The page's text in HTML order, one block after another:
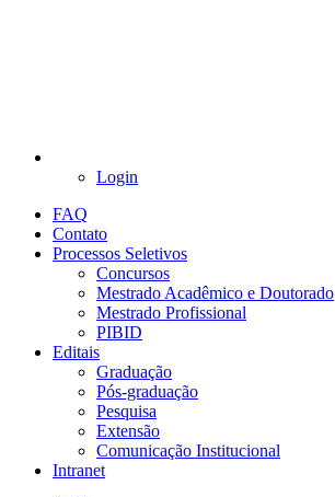
Login
FAQ
Contato
Processos Seletivos
Concursos
Mestrado Acadêmico e Doutorado
Mestrado Profissional
PIBID
Editais
Graduação
Pós-graduação
Pesquisa
Extensão
Comunicação Institucional
Intranet